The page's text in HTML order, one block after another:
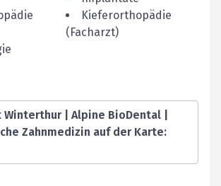
Kieferorthopädie
(Facharzt)
Winterthur | Alpine BioDental |
Zahnmedizin auf der Karte: